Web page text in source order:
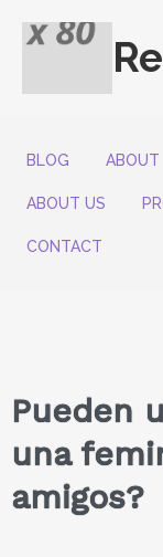
BLOG ABOUT
ABOUT US
CONTACT
Pueden
una
amigos?